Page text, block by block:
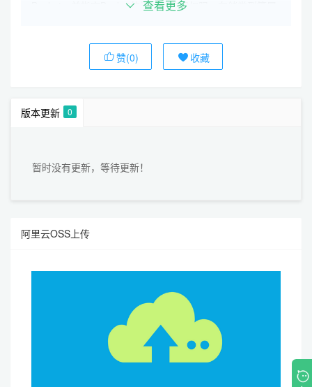
Bucket，并指定Bucket的地域、访问权限、存储类型等属
Bucket，并指定Object的文件名（Key）作为其唯一标
识。 OSS以HTTP RESTful API的形式对外提供服务，访
AccessKey Secret）对称加密的方法来验证某个请求的发
首先需要在阿里云OSS里面购买存储空间，并且建立
取到的配置信息填入即可，此时需要选择开启OSS上传，
查看更多
赞(0) 收藏
版本更新 0
暂时没有更新，等待更新！
阿里云OSS上传